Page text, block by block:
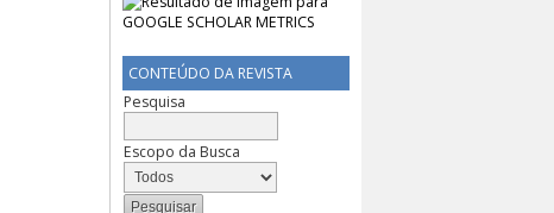
CONTEÚDO DA REVISTA
Pesquisa
Escopo da Busca